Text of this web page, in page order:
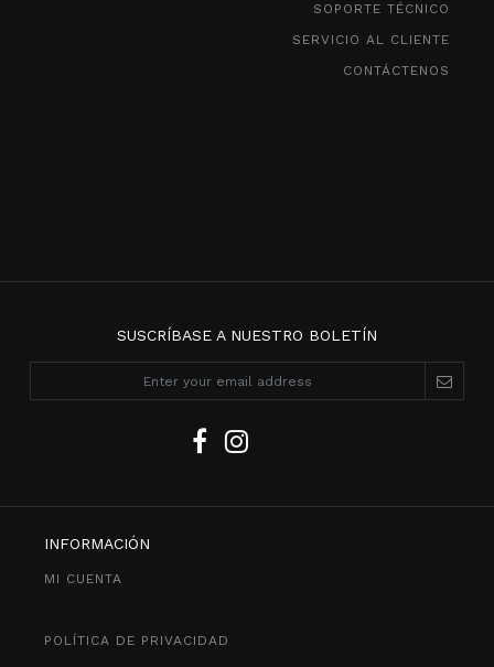
SOPORTE TÉCNICO
SERVICIO AL CLIENTE
CONTÁCTENOS
SUSCRÍBASE A NUESTRO BOLETÍN
INFORMACIÓN
MI CUENTA
POLÍTICA DE PRIVACIDAD